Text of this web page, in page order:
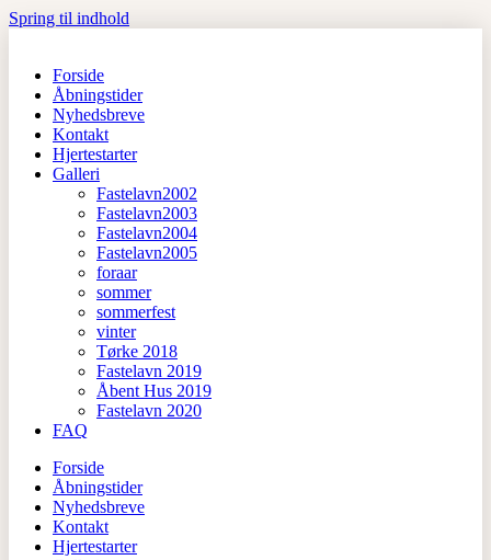
Spring til indhold
Forside
Åbningstider
Nyhedsbreve
Kontakt
Hjertestarter
Galleri
Fastelavn2002
Fastelavn2003
Fastelavn2004
Fastelavn2005
foraar
sommer
sommerfest
vinter
Tørke 2018
Fastelavn 2019
Åbent Hus 2019
Fastelavn 2020
FAQ
Forside
Åbningstider
Nyhedsbreve
Kontakt
Hjertestarter